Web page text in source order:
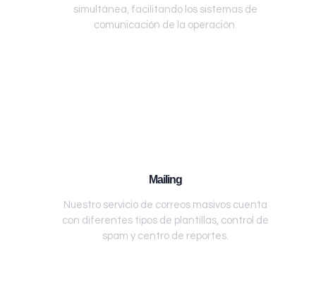
simultánea, facilitando los sistemas de
comunicación de la operación.
Mailing
Nuestro servicio de correos masivos cuenta
con diferentes tipos de plantillas, control de
spam y centro de reportes.